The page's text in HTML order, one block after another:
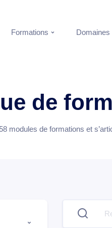
Formations Domaines
de
modules de formations et